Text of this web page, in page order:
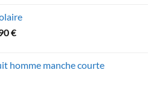
58.90 €
€Plage
79.90 €
homme manche courte